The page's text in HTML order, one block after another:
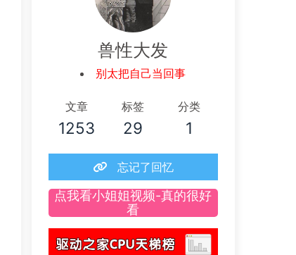
兽性大发
别太把自己当回事
文章
1253
标签
29
分类
1
忘记了回忆
点我看小姐姐视频-真的很好
看